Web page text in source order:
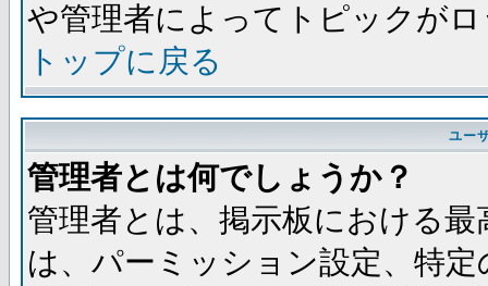
や管理者によってトピックが
トップに戻る
ユー
管理者とは何でしょうか？
管理者とは、掲示板における
は、パーミッション設定、特